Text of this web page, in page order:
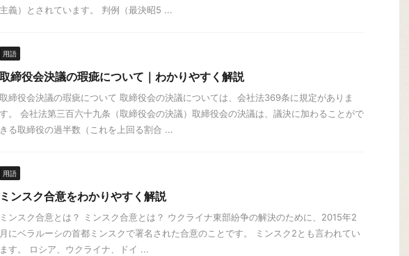
主義）とされています。 判例（最決昭5 ...
用語
取締役会決議の瑕疵について｜わかりやすく解説
取締役会決議の瑕疵について 取締役会の決議については、会社法369条に規定がありま
す。 会社法第三百六十九条（取締役会の決議）取締役会の決議は、議決に加わることがで
きる取締役の過半数（これを上回る割合 ...
用語
ミンスク合意をわかりやすく解説
ミンスク合意とは？ ミンスク合意とは？ ウクライナ東部紛争の解決のために、2015年2
月にベラルーシの首都ミンスクで署名された合意のことです。 ミンスク2とも言われてい
ます。 ロシア、ウクライナ、ドイ ...